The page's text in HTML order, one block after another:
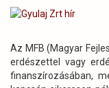
Az MFB (Magyar
erdészettel vagy
finanszírozásában,